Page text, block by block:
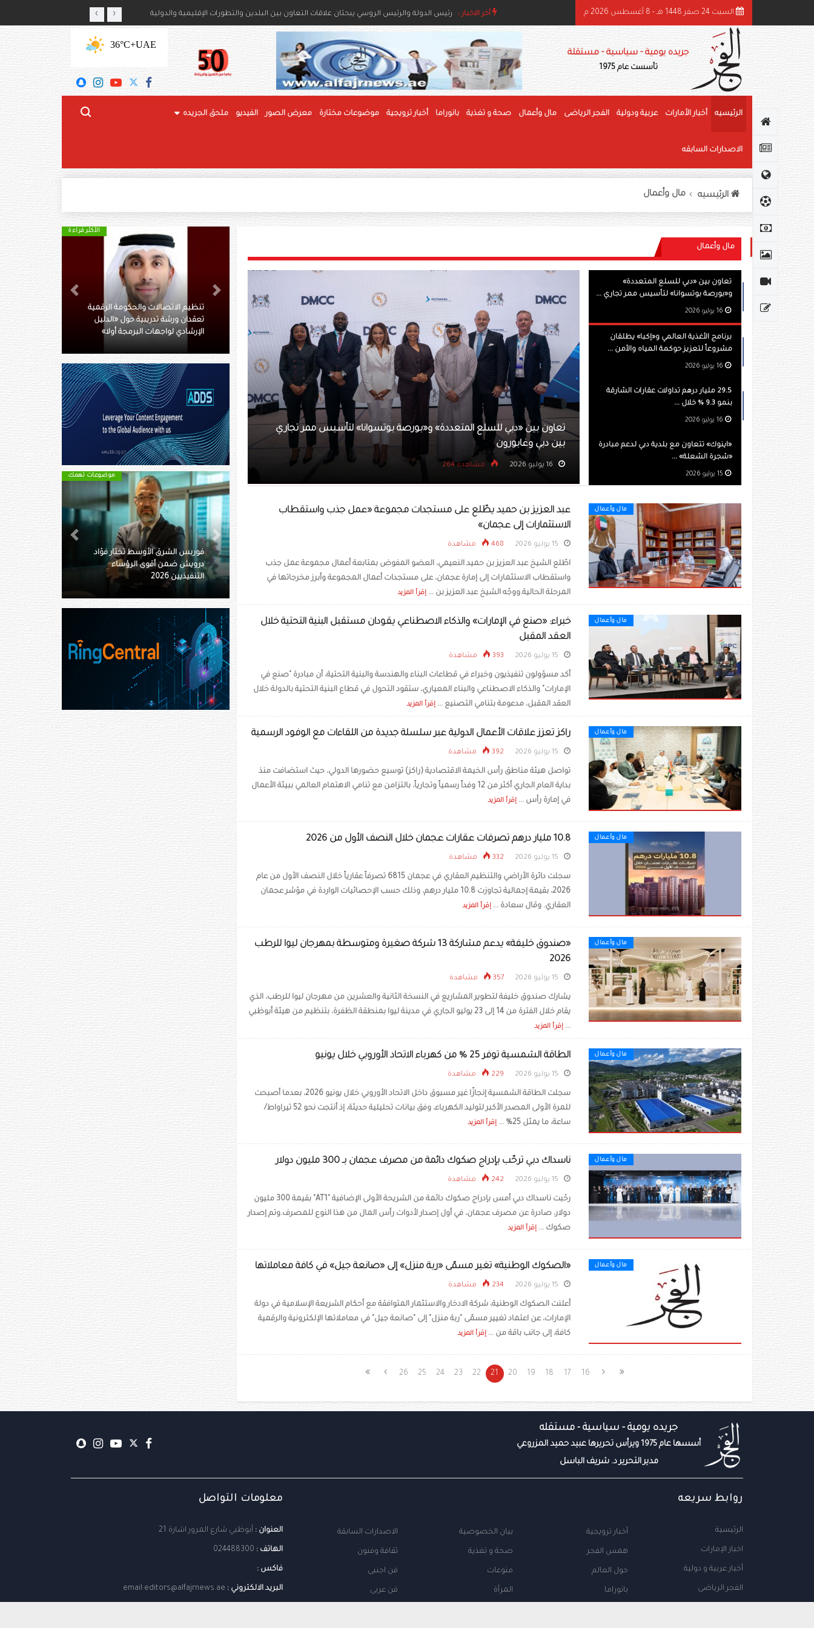
أخر الاخبار :
رئيس الدولة ونائباه يعزون خادم الحرمين بوفاة والدة الأمير حمود بن سعود بن عبدالعزيز آل سعود الدولة ونائباه يهنئون رئيس كوت ديفوار بذكرى استقلال بلاده ‹ › السبت 24 صفر 1448 هـ - 8 أغسطس 2026 م
جريده يومية - سياسية - مستقلة
تأسست عام 1975
UAE
+36°C
الرئيسيه أخبار الأمارات عربية ودولية الفجر الرياضى مال وأعمال صحة و تغذية بانوراما أخبار ترويجية موضوعات مختارة معرض الصور الفيديو ملحق الجريده
الاصدارات السابقه
الرئيسيه مال وأعمال
مال وأعمال
تعاون بين «دبي للسلع المتعددة»
و«بورصة بوتسوانا» لتأسيس ممر تجاري ...
برنامج الأغذية العالمي و«إكبا» يطلقان
مشروعاً لتعزيز حوكمة المياه والأمن ...
29.5 مليار درهم تداولات عقارات الشارقة
بنمو 9.3 % خلال ...
«اينوك» تتعاون مع بلدية دبي لدعم مبادرة
«شجرة الشعلة» ...
«دبي للسلع المتعددة» و«بورصة بوتسوانا» لتأسيس ممر تجاري
برنامج الأغذية العالمي و«إكبا» يطلقان مشروعاً لتعزيز حوكمة المياه والأمن
الغذائي في العراق
مال وأعمال
عبد العزيز بن حميد يطّلع على مستجدات مجموعة «عمل جذب واستقطاب
الاستثمارات إلى عجمان»
468 مشاهدة
اطّلع الشيخ عبد العزيز بن حميد النعيمي، العضو المفوض بمتابعة أعمال مجموعة عمل جذب
واستقطاب الاستثمارات إلى إمارة عجمان، على مستجدات أعمال المجموعة وأبرز مخرجاتها في
المرحلة الحالية.ووجّه الشيخ عبد العزيز بن ... إقرأ المزيد
مال وأعمال
خبراء: «صنع في الإمارات» والذكاء الاصطناعي يقودان مستقبل البنية التحتية خلال
العقد المقبل
393 مشاهدة
أكد مسؤولون تنفيذيون وخبراء في قطاعات البناء والهندسة والبنية التحتية، أن مبادرة "صنع في
الإمارات" والذكاء الاصطناعي والبناء المعياري، ستقود التحول في قطاع البنية التحتية بالدولة خلال
العقد المقبل، مدعومة بتنامي التصنيع ... إقرأ المزيد
مال وأعمال راكز تعزز علاقات الأعمال الدولية عبر سلسلة جديدة من اللقاءات مع الوفود الرسمية
392 مشاهدة
تواصل هيئة مناطق رأس الخيمة الاقتصادية (راكز) توسيع حضورها الدولي، حيث استضافت منذ
بداية العام الجاري أكثر من 12 وفداً رسمياً وتجارياً، بالتزامن مع تنامي الاهتمام العالمي ببيئة الأعمال
في إمارة رأس ... إقرأ المزيد
مال وأعمال 10.8 مليار درهم تصرفات عقارات عجمان خلال النصف الأول من 2026
332 مشاهدة
سجلت دائرة الأراضي والتنظيم العقاري في عجمان 6815 تصرفاً عقارياً خلال النصف الأول من عام
2026، بقيمة إجمالية تجاوزت 10.8 مليار درهم، وذلك حسب الإحصائيات الواردة في مؤشر عجمان
العقاري. وقال سعادة ... إقرأ المزيد
مال وأعمال
«صندوق خليفة» يدعم مشاركة 13 شركة صغيرة ومتوسطة بمهرجان ليوا للرطب
2026
357 مشاهدة
يشارك صندوق خليفة لتطوير المشاريع في النسخة الثانية والعشرين من مهرجان ليوا للرطب، الذي
يقام خلال الفترة من 14 إلى 23 يوليو الجاري في مدينة ليوا بمنطقة الظفرة، بتنظيم من هيئة أبوظبي
... إقرأ المزيد
مال وأعمال الطاقة الشمسية توفر 25 % من كهرباء الاتحاد الأوروبي خلال يونيو
229 مشاهدة
سجلت الطاقة الشمسية إنجازًا غير مسبوق داخل الاتحاد الأوروبي خلال يونيو 2026، بعدما أصبحت
للمرة الأولى المصدر الأكبر لتوليد الكهرباء، وفق بيانات تحليلية حديثة، إذ أنتجت نحو 52 تيراواط/
ساعة، ما يمثل 25% ...
إقرأ المزيد
مال وأعمال ناسداك دبي ترحّب بإدراج صكوك دائمة من مصرف عجمان بـ 300 مليون دولار
242 مشاهدة
رحّبت ناسداك دبي أمس بإدراج صكوك دائمة من الشريحة الأولى الإضافية "AT1" بقيمة 300 مليون
دولار، صادرة عن مصرف عجمان، في أول إصدار لأدوات رأس المال من هذا النوع للمصرف.وتم إصدار
صكوك ... إقرأ المزيد
مال وأعمال «الصكوك الوطنية» تغير مسمّى «ربة منزل» إلى «صانعة جيل» في كافة معاملاتها
234 مشاهدة
أعلنت الصكوك الوطنية، شركة الادخار والاستثمار المتوافقة مع أحكام الشريعة الإسلامية في دولة
الإمارات، عن اعتماد تغيير مسمّى "ربة منزل" إلى "صانعة جيل" في معاملاتها الإلكترونية والرقمية
كافة، إلى جانب باقة من ... إقرأ المزيد
16
17
18
19
20
21
22
23
24
25
26
تنظيم الاتصالات والحكومة الرقمية
تعقدان ورشة تدريبية حول «الدليل
الإرشادي لواجهات البرمجة أولا»
الأكثر قراءة
485 مليون درهم أرباح تيكوم
النصفية بنمو13 %
Previous
Next
موضوعات تهمك
درويش ضمن أقوى الرؤساء
التنفيذيين 2026
موضوعات تهمك
ناقلة بقيمة 4.8 مليار درهم
Previous
Next
جريده يومية - سياسية - مستقله
أسسها عام 1975 ويرأس تحريرها عبيد حميد المزروعي
مدير التحرير د. شريف الباسل
روابط سريعه
الرئيسية
اخبار الإمارات
أخبار عربية و دولية
الفجر الرياضى
أخبار ترويجية
همس الفجر
حول العالم
بانوراما
بيان الخصوصية
صحة و تغذية
منوعات
المرأة
الاصدارات السابقة
ثقافة وفنون
فن اجنبى
فن عربى
معلومات التواصل
العنوان : أبوظبي شارع المرور اشارة 21
الهاتف : 024488300
فاكس :
البريد الالكتروني : email:editors@alfajrnews.ae